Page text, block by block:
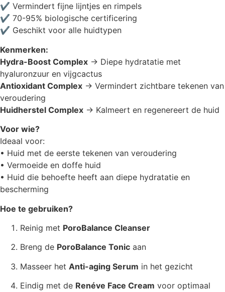
✔️ Vermindert fijne lijntjes en rimpels
✔️ 70-95% biologische certificering
✔️ Geschikt voor alle huidtypen
Kenmerken:
Hydra-Boost Complex → Diepe hydratatie met
hyaluronzuur en vijgcactus
Antioxidant Complex → Vermindert zichtbare tekenen van
veroudering
Huidherstel Complex → Kalmeert en regenereert de huid
Voor wie?
Ideaal voor:
• Huid met de eerste tekenen van veroudering
• Vermoeide en doffe huid
• Huid die behoefte heeft aan diepe hydratatie en
bescherming
Hoe te gebruiken?
Reinig met PoroBalance Cleanser
Breng de PoroBalance Tonic aan
Masseer het Anti-aging Serum in het gezicht
Eindig met de Renéve Face Cream voor optimaal